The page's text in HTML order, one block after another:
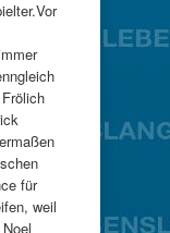
für
weil